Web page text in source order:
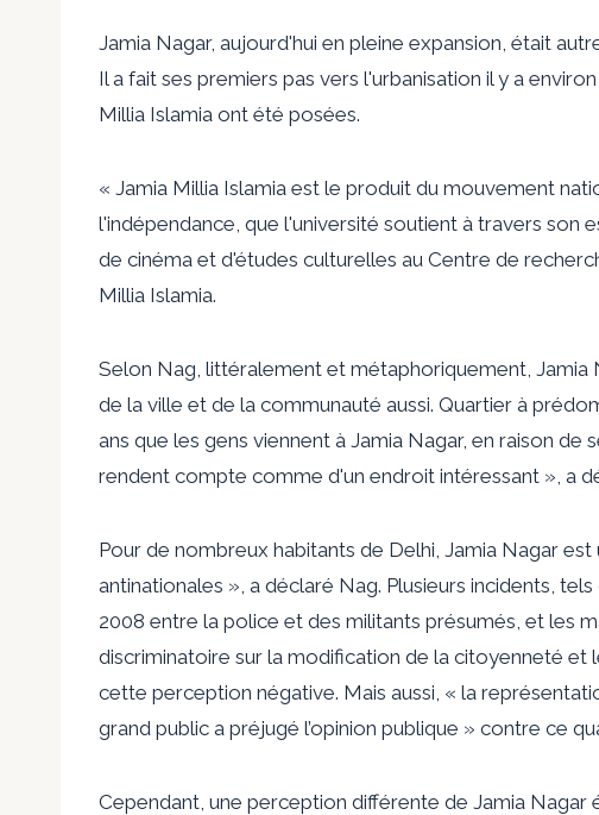
Jamia Nagar, aujourd'hui en pleine expansion, était
Il a fait ses premiers pas vers l'urbanisation il y a
Millia Islamia ont été posées.
« Jamia Millia Islamia est le produit du mouvement
l'indépendance, que l'université soutient à travers son
de cinéma et d'études culturelles au Centre de
Millia Islamia.
Selon Nag, littéralement et métaphoriquement, Jamia
de la ville et de la communauté aussi. Quartier à
ans que les gens viennent à Jamia Nagar, en raison de
rendent compte comme d'un endroit intéressant », a
Pour de nombreux habitants de Delhi, Jamia Nagar est
antinationales », a déclaré Nag. Plusieurs incidents,
2008 entre la police et des militants présumés, et les
discriminatoire sur la modification de la citoyenneté
cette perception négative. Mais aussi, « la
grand public a préjugé l’opinion publique » contre ce
Cependant, une perception différente de Jamia